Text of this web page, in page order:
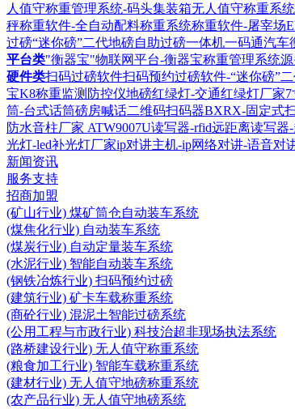
人值守称重管理系统-码头集装箱无人值守称重系统
秤称重软件-全自动配料称重系统称重软件-屠宰场
过磅“迷你磅”二代地磅自助过磅一体机一码通汽车
平台类"衡器宝"物联网平台-衡器宝称重管理系统
硬件类扫码过磅软件扫码预约过磅软件-“迷你磅”
宝K8称重监测防控仪地磅红绿灯-交通红绿灯厂家
筒-台式话筒磅房喊话二维码扫码器BXRX-固定式
防水音柱厂家 ATW9007U读写器-rfid远距离读写器
光灯-led补光灯厂家ip对讲主机-ip网络对讲-语音对
新闻资讯
服务支持
招商加盟
(矿山行业) 煤矿筒仓自动装车系统
(煤焦化行业) 自动装车系统
(煤炭行业) 自动定量装车系统
(水泥行业) 智能自动装车系统
(钢铁冶炼行业) 扫码预约过磅
(建筑行业) 矿卡车载称重系统
(商砼行业) 混泥土智能过磅系统
(公用工程与市政行业) 科技治超非现场执法系统
(路桥建设行业) 无人值守称重系统
(粮食加工行业) 智能车载称重系统
(建材行业) 无人值守地磅称重系统
(农产品行业) 无人值守地磅系统